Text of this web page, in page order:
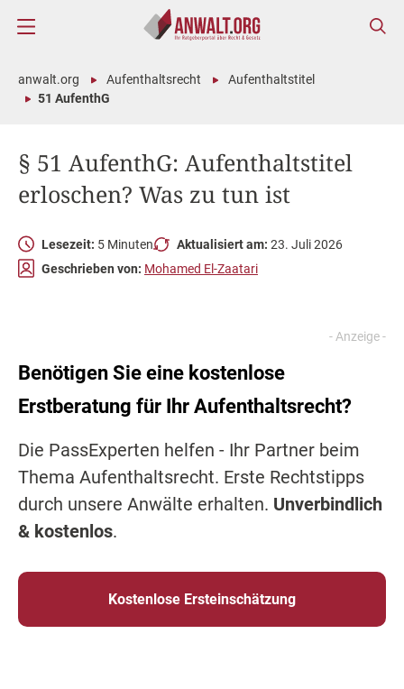
§ 51 AufenthG: Aufenthaltstitel
erloschen? Was zu tun ist
anwalt.org Aufenthaltsrecht
Aufenthaltstitel
51 AufenthG
Lesezeit: 5 Minuten Aktualisiert am: 23. Juli 2026
Geschrieben von: Mohamed El-Zaatari
Benötigen Sie eine kostenlose
Erstberatung für Ihr Aufenthaltsrecht?
Die PassExperten helfen - Ihr Partner beim
Thema Aufenthaltsrecht. Erste Rechtstipps
durch unsere Anwälte erhalten. Unverbindlich
& kostenlos.
Kostenlose Ersteinschätzung